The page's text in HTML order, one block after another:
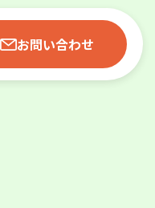
お問い合わせ